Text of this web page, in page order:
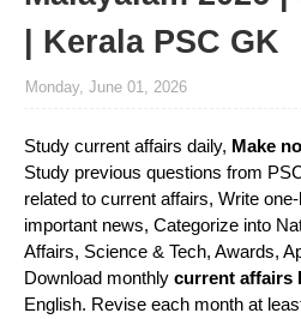
| Kerala PSC GK
Monday, June 01, 2026
Study current affairs daily, Make
Study previous questions from
related to current affairs, Write
important news, Categorize into
Affairs, Science & Tech, Awards,
Download monthly current affairs
English. Revise each month at